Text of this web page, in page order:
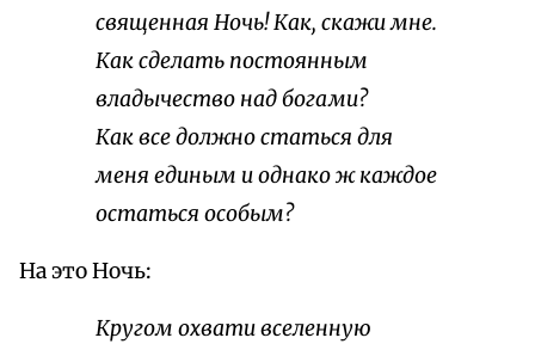
священная Ночь! Как, скажи мне.
Как сделать постоянным
владычество над богами?
Как все должно статься для
меня единым и однако ж каждое
остаться особым?
На это Ночь:
Кругом охвати вселенную